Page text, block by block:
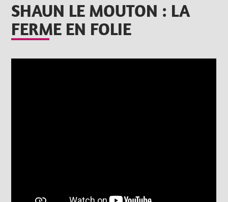
SHAUN LE MOUTON : LA
FERME EN FOLIE